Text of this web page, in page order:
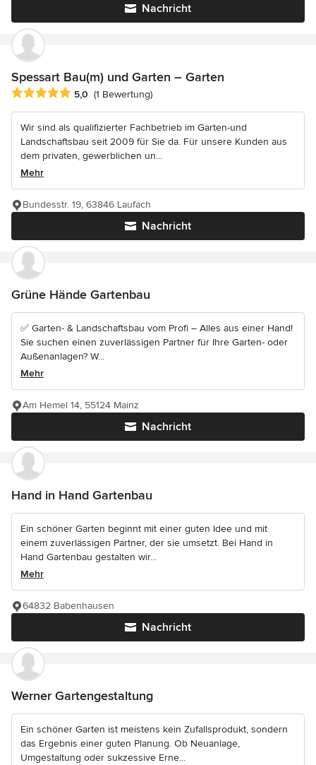
Nachricht
Spessart Bau(m) und Garten – Garten
Durchschnittliche Bewertung: 5 von 5 Sternen
5,0 (1 Bewertung)
Wir sind als qualifizierter Fachbetrieb im Garten-und
Landschaftsbau seit 2009 für Sie da. Für unsere Kunden aus
dem privaten, gewerblichen un...
Mehr
Nachricht
Bundesstr. 19, 63846 Laufach
Grüne Hände Gartenbau
✅ Garten- & Landschaftsbau vom Profi – Alles aus einer Hand!
Sie suchen einen zuverlässigen Partner für Ihre Garten- oder
Außenanlagen? W...
Mehr
Nachricht
Am Hemel 14, 55124 Mainz
Hand in Hand Gartenbau
Ein schöner Garten beginnt mit einer guten Idee und mit
einem zuverlässigen Partner, der sie umsetzt. Bei Hand in
Hand Gartenbau gestalten wir...
Mehr
Nachricht
64832 Babenhausen
Werner Gartengestaltung
Ein schöner Garten ist meistens kein Zufallsprodukt, sondern
das Ergebnis einer guten Planung. Ob Neuanlage,
Umgestaltung oder sukzessive Erne...